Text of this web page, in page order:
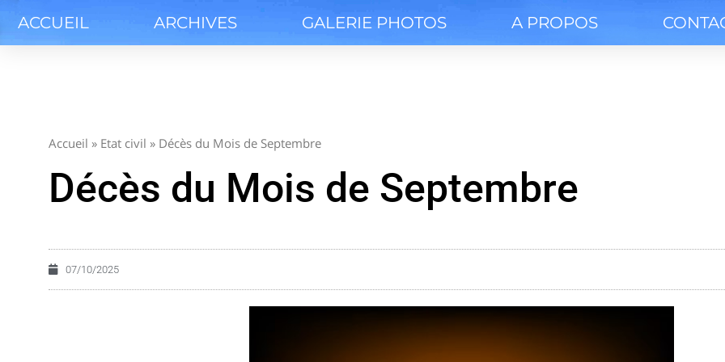
ACCUEIL ARCHIVES GALERIE PHOTOS A PROPOS
Accueil » Etat civil » Décès du Mois de Septembre
Décès du Mois de Septembre
07/10/2025